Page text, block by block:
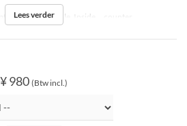
Inside table, Inside counter
Lees verder
¥ 980 (Btw incl.)